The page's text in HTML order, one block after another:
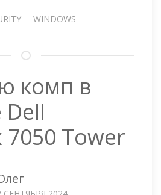
WINDOWS
комп в
Dell
7050 Tower